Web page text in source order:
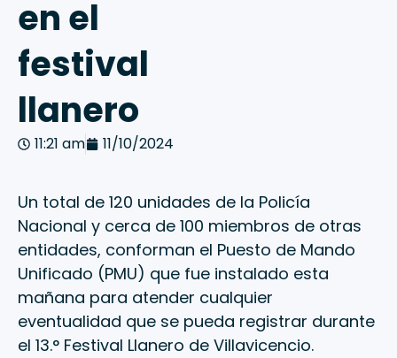
en el
festival
llanero
11:21 am 11/10/2024
Un total de 120 unidades de la Policía
Nacional y cerca de 100 miembros de otras
entidades, conforman el Puesto de Mando
Unificado (PMU) que fue instalado esta
mañana para atender cualquier
eventualidad que se pueda registrar durante
el 13.° Festival Llanero de Villavicencio.